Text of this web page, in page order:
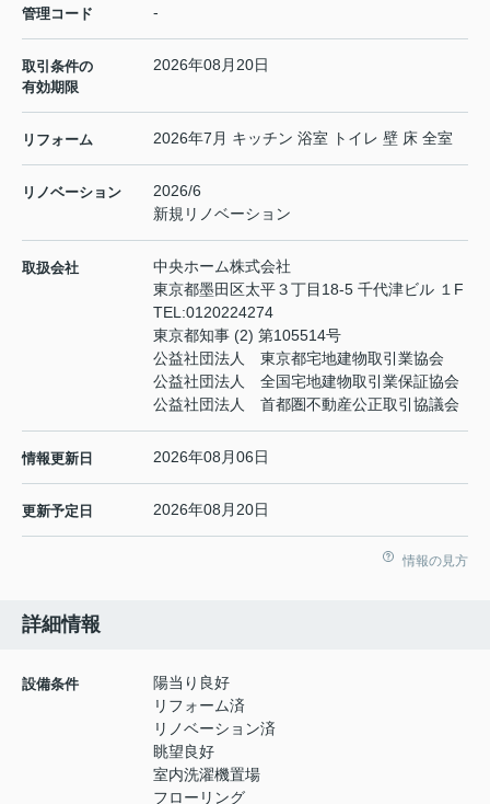
管理コード -
取引条件の
有効期限
2026年08月20日
リフォーム 2026年7月 キッチン 浴室 トイレ 壁 床 全室
リノベーション
2026/6
新規リノベーション
取扱会社
中央ホーム株式会社
東京都墨田区太平３丁目18-5 千代津ビル １F
TEL:0120224274
東京都知事 (2) 第105514号
公益社団法人 東京都宅地建物取引業協会
公益社団法人 全国宅地建物取引業保証協会
公益社団法人 首都圏不動産公正取引協議会
情報更新日 2026年08月06日
更新予定日 2026年08月20日
情報の見方
詳細情報
設備条件
陽当り良好
リフォーム済
リノベーション済
眺望良好
室内洗濯機置場
フローリング